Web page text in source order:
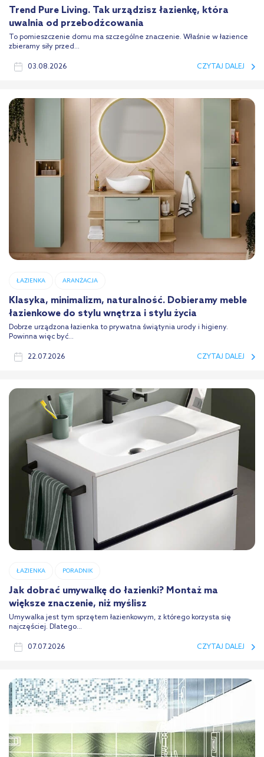
Trend Pure Living. Tak urządzisz łazienkę, która
uwalnia od przebodźcowania
To pomieszczenie domu ma szczególne znaczenie. Właśnie w łazience
zbieramy siły przed...
03.08.2026 CZYTAJ DALEJ
ŁAZIENKA ARANŻACJA
Klasyka, minimalizm, naturalność. Dobieramy meble
łazienkowe do stylu wnętrza i stylu życia
Dobrze urządzona łazienka to prywatna świątynia urody i higieny.
Powinna więc być...
22.07.2026 CZYTAJ DALEJ
ŁAZIENKA PORADNIK
Jak dobrać umywalkę do łazienki? Montaż ma
większe znaczenie, niż myślisz
Umywalka jest tym sprzętem łazienkowym, z którego korzysta się
najczęściej. Dlatego...
07.07.2026 CZYTAJ DALEJ